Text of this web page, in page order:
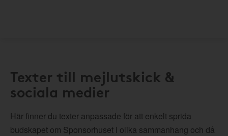
Texter till mejlutskick &
sociala medier
Här finner du texter anpassade för att enkelt sprida
budskapet om Sponsorhuset i olika sammanhang och då